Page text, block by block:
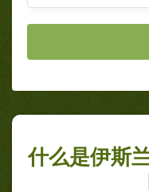
什么是伊斯